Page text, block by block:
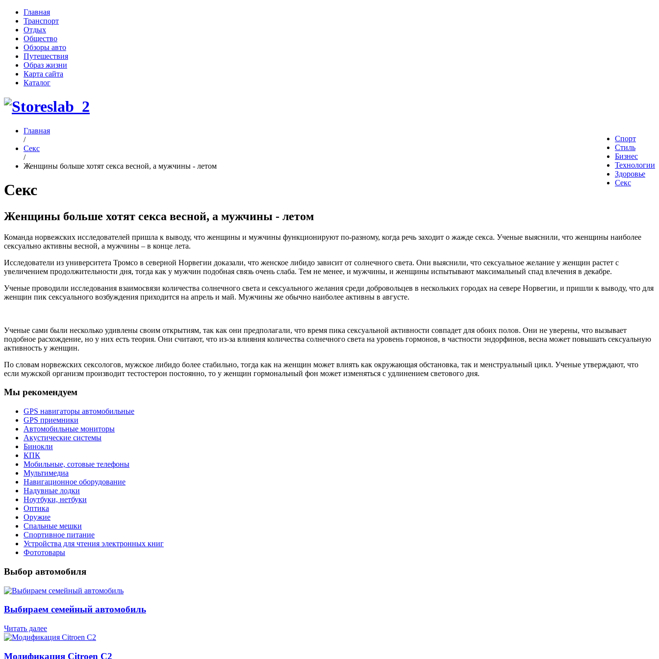
Главная
Транспорт
Отдых
Общество
Обзоры авто
Путешествия
Образ жизни
Карта сайта
Каталог
Спорт
Стиль
Бизнес
Технологии
Здоровье
Секс
Главная
/
Секс
/
Женщины больше хотят секса весной, а мужчины - летом
Секс
Женщины больше хотят секса весной, а мужчины - летом
Команда норвежских исследователей пришла к выводу, что женщины и мужчины функционируют по-разному, когда речь заходит о жажде секса. Ученые выяснили, что женщины наиболее
сексуально активны весной, а мужчины – в конце лета.
Исследователи из университета Тромсо в северной Норвегии доказали, что женское либидо зависит от солнечного света. Они выяснили, что сексуальное желание у женщин растет с
увеличением продолжительности дня, тогда как у мужчин подобная связь очень слаба. Тем не менее, и мужчины, и женщины испытывают максимальный спад влечения в декабре.
Ученые проводили исследования взаимосвязи количества солнечного света и сексуального желания среди добровольцев в нескольких городах на севере Норвегии, и пришли к выводу, что для
женщин пик сексуального возбуждения приходится на апрель и май. Мужчины же обычно наиболее активны в августе.
Ученые сами были несколько удивлены своим открытиям, так как они предполагали, что время пика сексуальной активности совпадет для обоих полов. Они не уверены, что вызывает
подобное расхождение, но у них есть теория. Они считают, что из-за влияния количества солнечного света на уровень гормонов, в частности эндорфинов, весна может повышать сексуальную
активность у женщин.
По словам норвежских сексологов, мужское либидо более стабильно, тогда как на женщин может влиять как окружающая обстановка, так и менструальный цикл. Ученые утверждают, что
если мужской организм производит тестостерон постоянно, то у женщин гормональный фон может изменяться с удлинением светового дня.
Мы рекомендуем
GPS навигаторы автомобильные
GPS приемники
Автомобильные мониторы
Акустические системы
Бинокли
КПК
Мобильные, сотовые телефоны
Мультимедиа
Навигационное оборудование
Надувные лодки
Ноутбуки, нетбуки
Оптика
Оружие
Спальные мешки
Спортивное питание
Устройства для чтения электронных книг
Фототовары
Выбор автомобиля
Выбираем семейный автомобиль
Читать далее
Модификация Citroen С2